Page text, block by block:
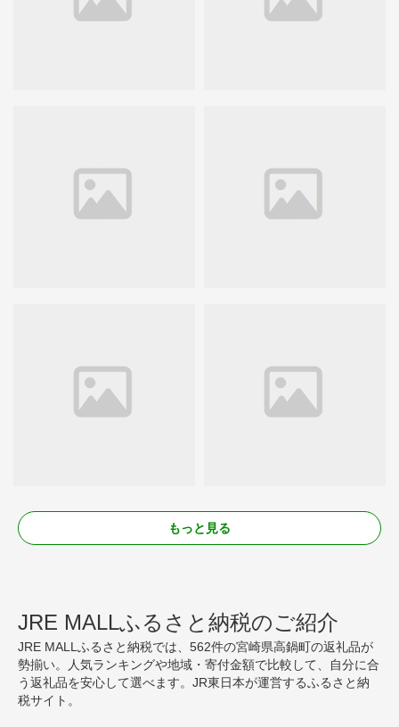
もっと見る
JRE MALLふるさと納税のご紹介
JRE MALLふるさと納税では、562件の宮崎県高鍋町の返礼品が
勢揃い。人気ランキングや地域・寄付金額で比較して、自分に合
う返礼品を安心して選べます。JR東日本が運営するふるさと納
税サイト。